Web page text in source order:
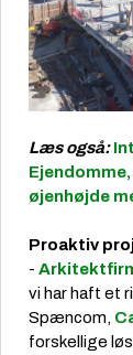
Læs også:
øjenhøjde
Proaktiv
-
vi har haft et
Spæncom,
forskellige